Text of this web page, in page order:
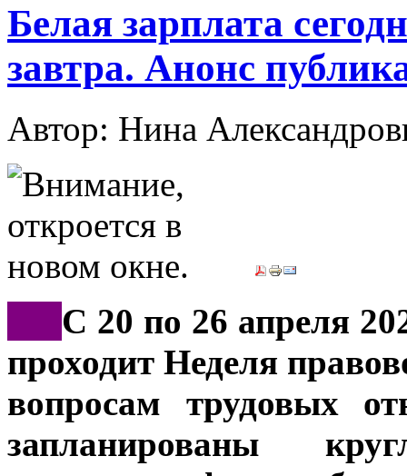
Белая зарплата
завтра. Анонс
Автор: Нина
С 20 по 26 апреля
проходит Неделя
вопросам трудовых
запланированы